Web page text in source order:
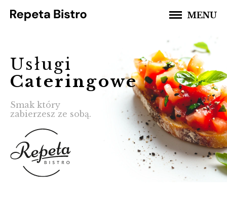
MENU
Usługi
Cateringowe
Smak który
zabierzesz ze sobą.